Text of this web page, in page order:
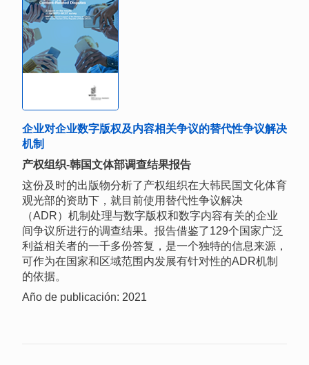
企业对企业数字版权及内容相关争议的替代性争议解决
机制
产权组织-韩国文体部调查结果报告
这份及时的出版物分析了产权组织在大韩民国文化体育
观光部的资助下，就目前使用替代性争议解决
（ADR）机制处理与数字版权和数字内容有关的企业
间争议所进行的调查结果。报告借鉴了129个国家广泛
利益相关者的一千多份答复，是一个独特的信息来源，
可作为在国家和区域范围内发展有针对性的ADR机制
的依据。
Año de publicación: 2021